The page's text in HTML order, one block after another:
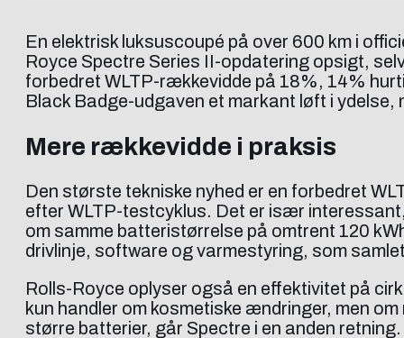
En elektrisk luksuscoupé på over 600 km i
Royce Spectre Series II-opdatering opsigt,
forbedret WLTP-rækkevidde på 18%, 14%
Black Badge-udgaven et markant løft i
Mere rækkevidde i praksis
Den største tekniske nyhed er en forbedret
efter WLTP-testcyklus. Det er især
om samme batteristørrelse på omtrent 120
drivlinje, software og varmestyring, som
Rolls-Royce oplyser også en effektivitet på
kun handler om kosmetiske ændringer, men
større batterier, går Spectre i en anden